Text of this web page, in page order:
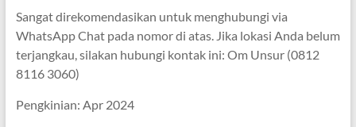
Sangat direkomendasikan untuk menghubungi via
WhatsApp Chat pada nomor di atas. Jika lokasi Anda belum
terjangkau, silakan hubungi kontak ini: Om Unsur (0812
8116 3060)
Pengkinian: Apr 2024